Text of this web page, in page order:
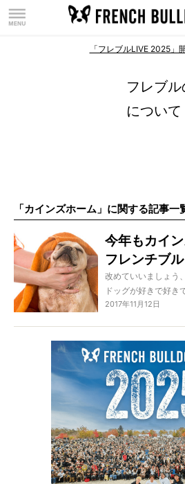
「フレブルLIVE 2025」
フレブ
について
「カインズホーム」に関する記事一
今年もカイ
フレンチブ
【動画あり】
改めていいましょう
ドッグが好きで好き
会ったら必ず声をか
舗まで好きになって
今回は、フレブルオ
ズホーム」編をお届
2017年11月12日